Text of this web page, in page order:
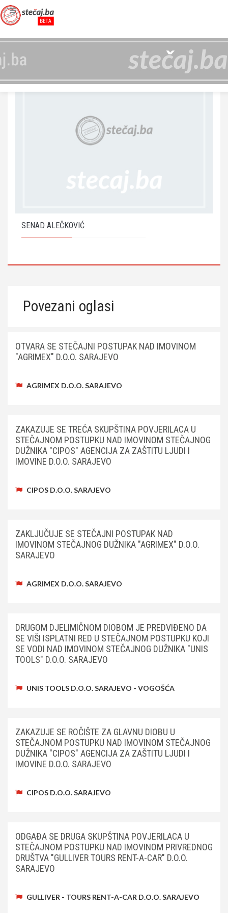
SENAD ALEČKOVIĆ
Povezani oglasi
OTVARA SE STEČAJNI POSTUPAK NAD IMOVINOM
"AGRIMEX" D.O.O. SARAJEVO
AGRIMEX D.O.O. SARAJEVO
ZAKAZUJE SE TREĆA SKUPŠTINA POVJERILACA U
STEČAJNOM POSTUPKU NAD IMOVINOM STEČAJNOG
DUŽNIKA "CIPOS" AGENCIJA ZA ZAŠTITU LJUDI I
IMOVINE D.O.O. SARAJEVO
CIPOS D.O.O. SARAJEVO
ZAKLJUČUJE SE STEČAJNI POSTUPAK NAD
IMOVINOM STEČAJNOG DUŽNIKA "AGRIMEX" D.O.O.
SARAJEVO
AGRIMEX D.O.O. SARAJEVO
DRUGOM DJELIMIČNOM DIOBOM JE PREDVIĐENO DA
SE VIŠI ISPLATNI RED U STEČAJNOM POSTUPKU KOJI
SE VODI NAD IMOVINOM STEČAJNOG DUŽNIKA "UNIS
TOOLS" D.O.O. SARAJEVO
UNIS TOOLS D.O.O. SARAJEVO - VOGOŠĆA
ZAKAZUJE SE ROČIŠTE ZA GLAVNU DIOBU U
STEČAJNOM POSTUPKU NAD IMOVINOM STEČAJNOG
DUŽNIKA "CIPOS" AGENCIJA ZA ZAŠTITU LJUDI I
IMOVINE D.O.O. SARAJEVO
CIPOS D.O.O. SARAJEVO
ODGAĐA SE DRUGA SKUPŠTINA POVJERILACA U
STEČAJNOM POSTUPKU NAD IMOVINOM PRIVREDNOG
DRUŠTVA "GULLIVER TOURS RENT-A-CAR" D.O.O.
SARAJEVO
GULLIVER - TOURS RENT-A-CAR D.O.O. SARAJEVO